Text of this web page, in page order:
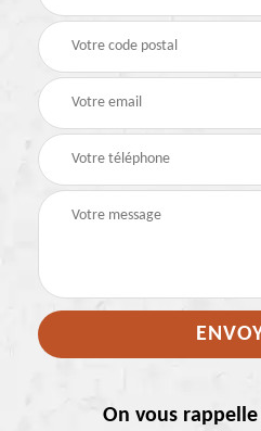
On vous